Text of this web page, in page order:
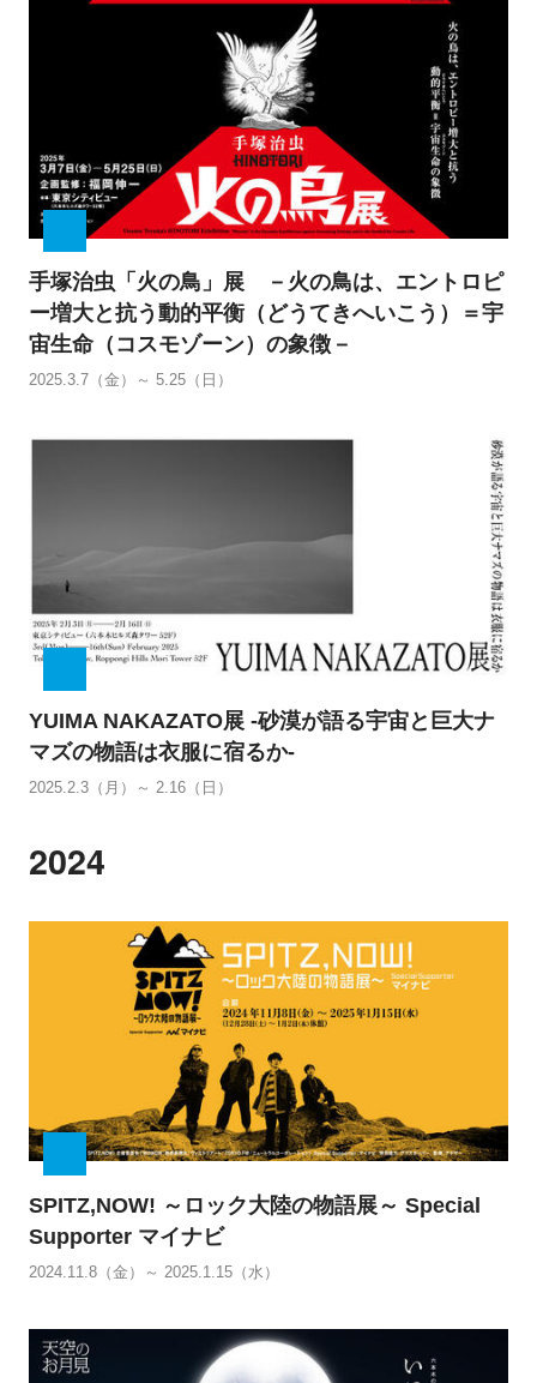
手塚治虫「火の鳥」展 －火の鳥は、エントロピ
ー増大と抗う動的平衡（どうてきへいこう）＝宇
宙生命（コスモゾーン）の象徴－
2025.3.7（金）～ 5.25（日）
YUIMA NAKAZATO展 -砂漠が語る宇宙と巨大ナ
マズの物語は衣服に宿るか-
2025.2.3（月）～ 2.16（日）
2024
SPITZ,NOW! ～ロック大陸の物語展～ Special
Supporter マイナビ
2024.11.8（金）～ 2025.1.15（水）